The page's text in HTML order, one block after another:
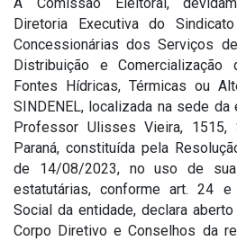
Diretoria Executiva do
Concessionárias dos Serviços
Distribuição e
Fontes Hídricas, Térmicas ou
SINDENEL, localizada na sede da
Professor Ulisses Vieira, 1515,
Paraná, constituída pela
de 14/08/2023, no uso de
estatutárias, conforme art. 24
Social da entidade, declara
Corpo Diretivo e Conselhos da